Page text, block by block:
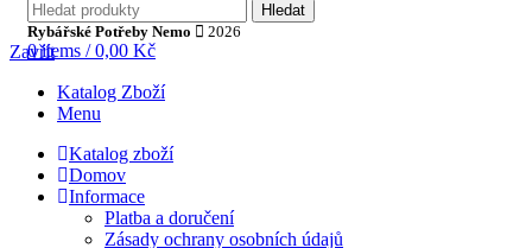
Hledat
0items / 0,00 Kč
Rybářské Potřeby Nemo 2026
Zavřít
Katalog Zboží
Menu
Katalog zboží
Domov
Informace
Platba a doručení
Zásady ochrany osobních údajů